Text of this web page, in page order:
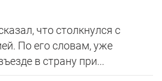
что столкнулся с
По его словам, уже
в страну при...